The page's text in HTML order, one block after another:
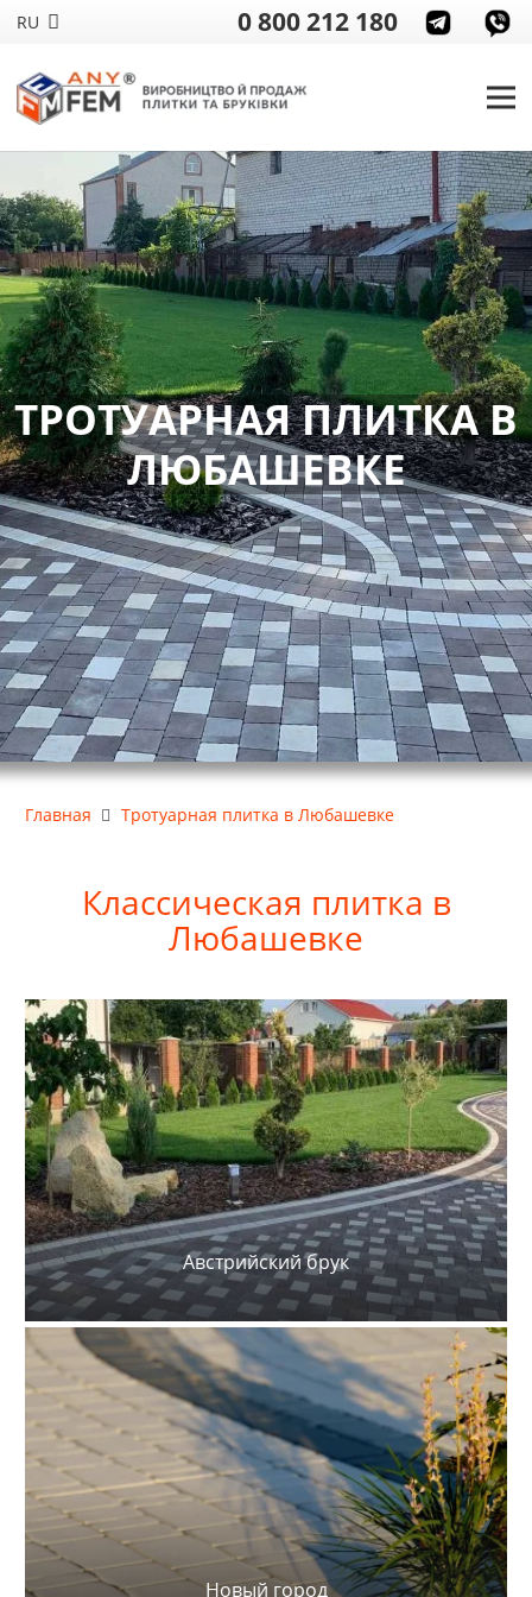
RU 0 800 212 180
ТРОТУАРНАЯ ПЛИТКА В
ЛЮБАШЕВКЕ
Главная Тротуарная плитка в Любашевке
Классическая плитка в
Любашевке
Австрийский брук
Новый город